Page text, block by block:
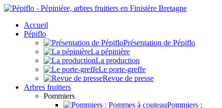
Accueil
Pépiflo
Présentation de Pépiflo
La pépinière
La production
Le porte-greffe
Revue de presse
Arbres fruitiers
Pommiers
Pommiers :